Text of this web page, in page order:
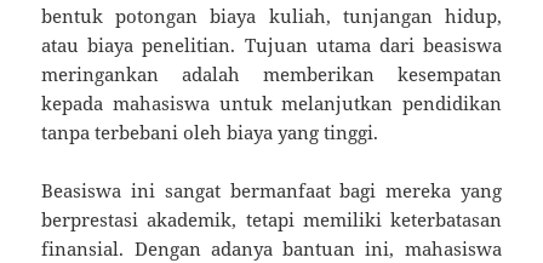
bentuk potongan biaya kuliah, tunjangan hidup,
atau biaya penelitian. Tujuan utama dari beasiswa
meringankan adalah memberikan kesempatan
kepada mahasiswa untuk melanjutkan pendidikan
tanpa terbebani oleh biaya yang tinggi.
Beasiswa ini sangat bermanfaat bagi mereka yang
berprestasi akademik, tetapi memiliki keterbatasan
finansial. Dengan adanya bantuan ini, mahasiswa